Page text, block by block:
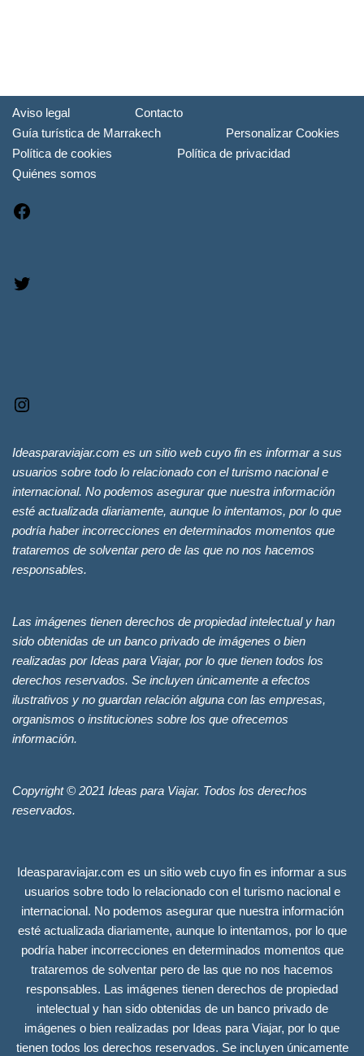
Aviso legal
Contacto
Guía turística de Marrakech
Personalizar Cookies
Política de cookies
Política de privacidad
Quiénes somos
Ideasparaviajar.com es un sitio web cuyo fin es informar a sus
usuarios sobre todo lo relacionado con el turismo nacional e
internacional. No podemos asegurar que nuestra información
esté actualizada diariamente, aunque lo intentamos, por lo que
podría haber incorrecciones en determinados momentos que
trataremos de solventar pero de las que no nos hacemos
responsables.
Las imágenes tienen derechos de propiedad intelectual y han
sido obtenidas de un banco privado de imágenes o bien
realizadas por Ideas para Viajar, por lo que tienen todos los
derechos reservados. Se incluyen únicamente a efectos
ilustrativos y no guardan relación alguna con las empresas,
organismos o instituciones sobre los que ofrecemos
información.
Copyright © 2021 Ideas para Viajar. Todos los derechos
reservados.
Ideasparaviajar.com es un sitio web cuyo fin es informar a sus
usuarios sobre todo lo relacionado con el turismo nacional e
internacional. No podemos asegurar que nuestra información
esté actualizada diariamente, aunque lo intentamos, por lo que
podría haber incorrecciones en determinados momentos que
trataremos de solventar pero de las que no nos hacemos
responsables. Las imágenes tienen derechos de propiedad
intelectual y han sido obtenidas de un banco privado de
imágenes o bien realizadas por Ideas para Viajar, por lo que
tienen todos los derechos reservados. Se incluyen únicamente